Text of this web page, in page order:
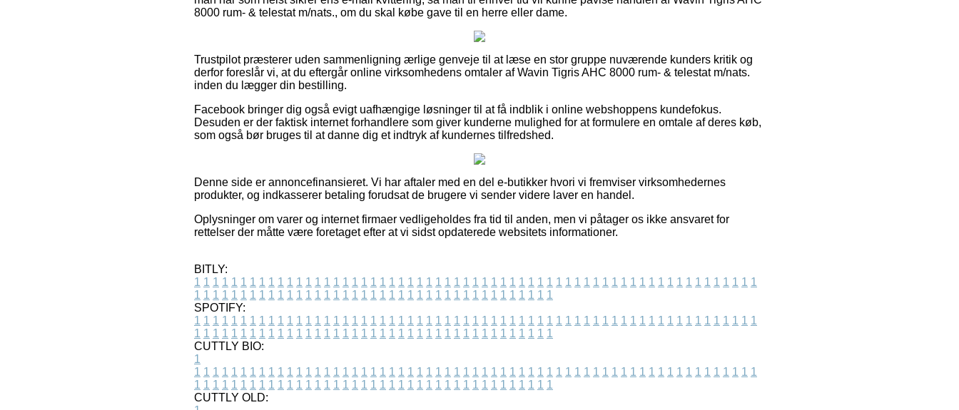
8000 rum- & telestat m/nats., om du skal købe gave til en herre eller dame.
Trustpilot præsterer uden sammenligning ærlige genveje til at læse en stor gruppe nuværende kunders kritik og
derfor foreslår vi, at du eftergår online virksomhedens omtaler af Wavin Tigris AHC 8000 rum- & telestat m/nats.
inden du lægger din bestilling.
Facebook bringer dig også evigt uafhængige løsninger til at få indblik i online webshoppens kundefokus.
Desuden er der faktisk internet forhandlere som giver kunderne mulighed for at formulere en omtale af deres køb,
som også bør bruges til at danne dig et indtryk af kundernes tilfredshed.
Denne side er annoncefinansieret. Vi har aftaler med en del e-butikker hvori vi fremviser virksomhedernes
produkter, og indkasserer betaling forudsat de brugere vi sender videre laver en handel.
Oplysninger om varer og internet firmaer vedligeholdes fra tid til anden, men vi påtager os ikke ansvaret for
rettelser der måtte være foretaget efter at vi sidst opdaterede websitets informationer.
BITLY:
1 1 1 1 1 1 1 1 1 1 1 1 1 1 1 1 1 1 1 1 1 1 1 1 1 1 1 1 1 1 1 1 1 1 1 1 1 1 1 1 1 1 1 1 1 1 1 1 1 1 1 1 1 1 1 1 1 1 1 1 1
1 1 1 1 1 1 1 1 1 1 1 1 1 1 1 1 1 1 1 1 1 1 1 1 1 1 1 1 1 1 1 1 1 1 1 1 1 1 1
SPOTIFY:
1 1 1 1 1 1 1 1 1 1 1 1 1 1 1 1 1 1 1 1 1 1 1 1 1 1 1 1 1 1 1 1 1 1 1 1 1 1 1 1 1 1 1 1 1 1 1 1 1 1 1 1 1 1 1 1 1 1 1 1 1
1 1 1 1 1 1 1 1 1 1 1 1 1 1 1 1 1 1 1 1 1 1 1 1 1 1 1 1 1 1 1 1 1 1 1 1 1 1 1
CUTTLY BIO:
1
1 1 1 1 1 1 1 1 1 1 1 1 1 1 1 1 1 1 1 1 1 1 1 1 1 1 1 1 1 1 1 1 1 1 1 1 1 1 1 1 1 1 1 1 1 1 1 1 1 1 1 1 1 1 1 1 1 1 1 1 1
1 1 1 1 1 1 1 1 1 1 1 1 1 1 1 1 1 1 1 1 1 1 1 1 1 1 1 1 1 1 1 1 1 1 1 1 1 1 1
CUTTLY OLD: